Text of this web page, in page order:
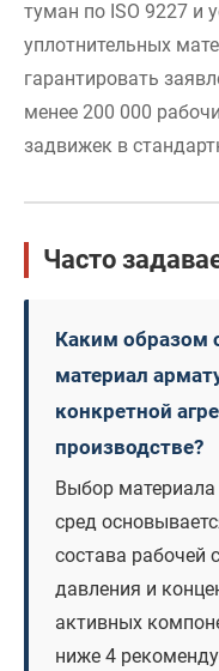
туман по ISO 9227 и
уплотнительных
гарантировать
менее 200 000
задвижек в
Часто
Каким образом
материал
конкретной
производстве?
Выбор
сред
состава рабочей
давления и
активных
ниже 4